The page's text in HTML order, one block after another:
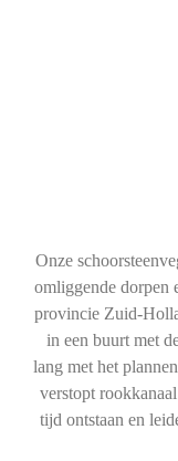
Onze
omliggende dorpen
provincie Zuid-
in een buurt met
lang met het
verstopt
tijd ontstaan en